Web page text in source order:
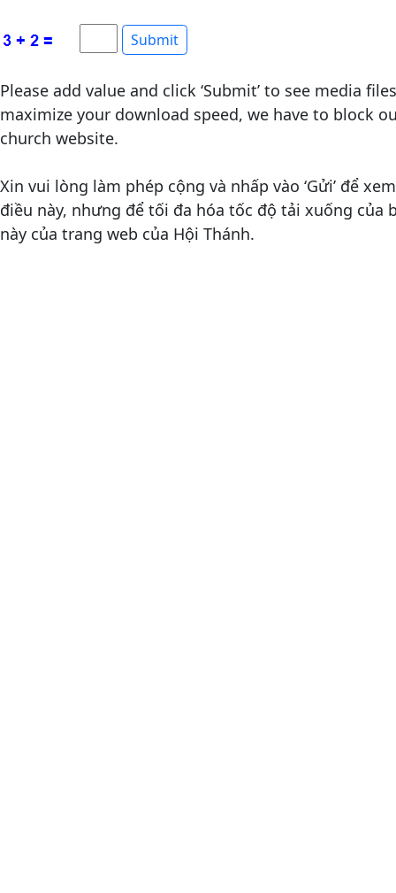
Please add value and click ‘Submit’ to see media
maximize your download speed, we have to block
church website.
Xin vui lòng làm phép cộng và nhấp vào ‘Gửi’ để
điều này, nhưng để tối đa hóa tốc độ tải xuống của
này của trang web của Hội Thánh.